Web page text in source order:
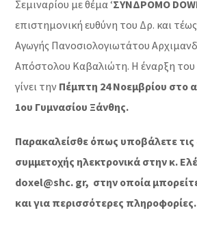
Σεμιναρίου με θέμα ‘ΣΥΝΔΡΟΜΟ
επιστημονική ευθύνη του Δρ. και
Αγωγής Πανοσιολογιωτάτου
Απόστολου Καβαλιώτη. Η έναρξη
γίνει την Πέμπτη 24 Νοεμβρίου στο
1ου Γυμνασίου Ξάνθης.
Παρακαλείσθε όπως υποβάλετε τις
συμμετοχής ηλεκτρονικά στην κ.
doxel@shc. gr, στην οποία
και για περισσότερες πληροφορίες.